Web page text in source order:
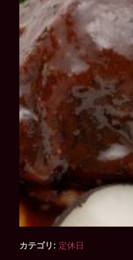
カテゴリ: 定休日